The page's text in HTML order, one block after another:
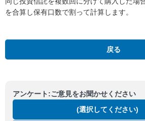
を合算し保有口数で割って計算します。
戻る
アンケート:ご意見をお聞かせください
(選択してください)